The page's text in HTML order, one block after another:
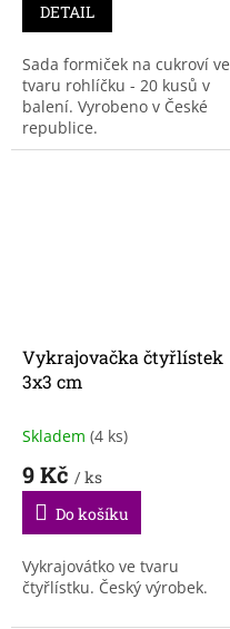
DETAIL
Sada formiček na cukroví ve
tvaru rohlíčku - 20 kusů v
balení. Vyrobeno v České
republice.
Vykrajovačka čtyřlístek
3x3 cm
Skladem (4 ks)
9 Kč / ks
Do košíku
Vykrajovátko ve tvaru
čtyřlístku. Český výrobek.